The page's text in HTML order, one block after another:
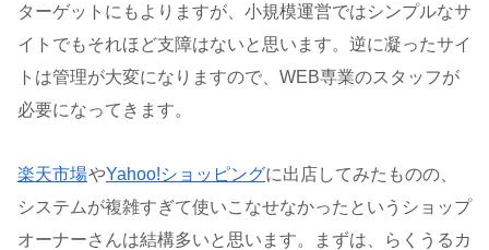
ターゲットにもよりますが、小規模運営ではシンプルなサ
イトでもそれほど支障はないと思います。逆に凝ったサイ
トは管理が大変になりますので、WEB専業のスタッフが
必要になってきます。
楽天市場やYahoo!ショッピングに出店してみたものの、
システムが複雑すぎて使いこなせなかったというショップ
オーナーさんは結構多いと思います。まずは、らくうるカ